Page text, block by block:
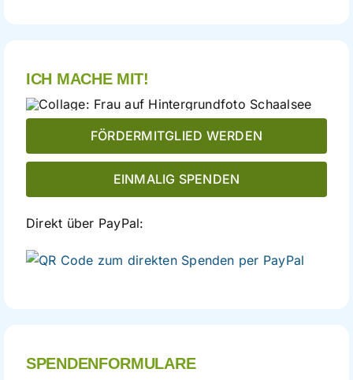
ICH MACHE MIT!
FÖRDERMITGLIED WERDEN
EINMALIG SPENDEN
Direkt über PayPal:
SPENDENFORMULARE